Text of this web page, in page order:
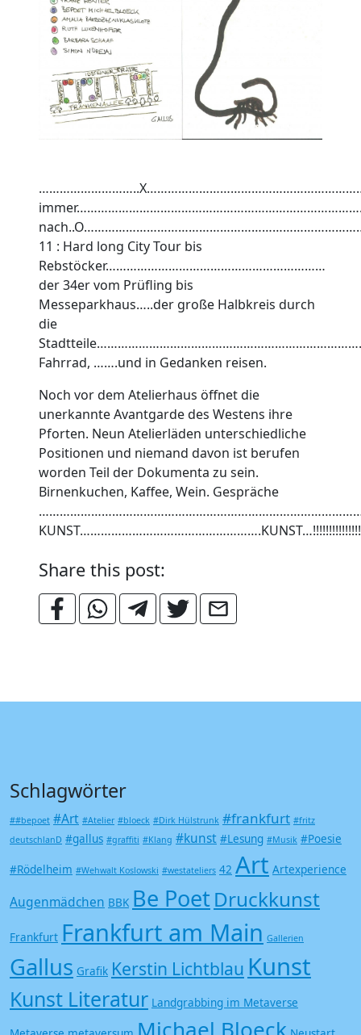
11 : Hard long City Tour bis
Rebstöcker………………………………………………………
der 34er vom Prüfling bis
Messeparkhaus…..der große Halbkreis durch
die
Fahrrad, …….und in Gedanken reisen.
Noch vor dem Atelierhaus öffnet die
unerkannte Avantgarde des Westens ihre
Pforten. Neun Atelierläden unterschiedliche
Positionen und niemand davon ist berufen
worden Teil der Dokumenta zu sein.
Birnenkuchen, Kaffee, Wein. Gespräche
Share this post:
Schlagwörter
##bepoet #Art #Atelier #bloeck #Dirk Hülstrunk #frankfurt #fritz
deutschlanD #gallus #graffiti #Klang #kunst #Lesung #Musik #Poesie
#Rödelheim #Wehwalt Koslowski #westateliers 42 Art Artexperience
Augenmädchen BBK Be Poet Druckkunst
Frankfurt Frankfurt am Main Gallerien
Gallus Grafik Kerstin Lichtblau Kunst
Kunst Literatur Landgrabbing im Metaverse